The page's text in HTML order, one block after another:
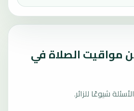
مواقيت الصلاة في
شيوعًا للزائر.